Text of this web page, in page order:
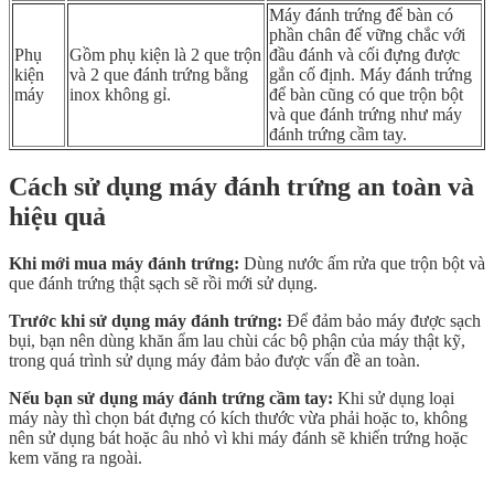
Phụ
kiện
máy
Gồm phụ kiện là 2 que trộn
và 2 que đánh trứng bằng
inox không gỉ.
Máy đánh trứng để bàn có
phần chân đế vững chắc với
đầu đánh và cối đựng được
gắn cố định. Máy đánh trứng
để bàn cũng có que trộn bột
và que đánh trứng như máy
đánh trứng cầm tay.
Cách sử dụng máy đánh trứng an toàn và
hiệu quả
Khi mới mua máy đánh trứng: Dùng nước ấm rửa que trộn bột và
que đánh trứng thật sạch sẽ rồi mới sử dụng.
Trước khi sử dụng máy đánh trứng: Để đảm bảo máy được sạch
bụi, bạn nên dùng khăn ẩm lau chùi các bộ phận của máy thật kỹ,
trong quá trình sử dụng máy đảm bảo được vấn đề an toàn.
Nếu bạn sử dụng máy đánh trứng cầm tay: Khi sử dụng loại
máy này thì chọn bát đựng có kích thước vừa phải hoặc to, không
nên sử dụng bát hoặc âu nhỏ vì khi máy đánh sẽ khiến trứng hoặc
kem văng ra ngoài.